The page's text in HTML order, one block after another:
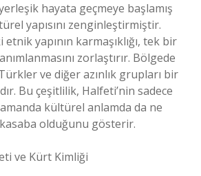
hayata geçmeye başlamış
yapısını zenginleştirmiştir.
yapının karmaşıklığı, tek bir
zorlaştırır. Bölgede
ve diğer azınlık grupları bir
Bu çeşitlilik, Halfeti’nin sadece
kültürel anlamda da ne
olduğunu gösterir.
ve Kürt Kimliği